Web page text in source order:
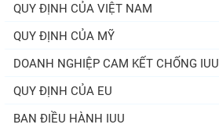
QUY ĐỊNH CỦA VIỆT NAM
QUY ĐỊNH CỦA MỸ
DOANH NGHIỆP CAM KẾT CHỐNG IUU
QUY ĐỊNH CỦA EU
BAN ĐIỀU HÀNH IUU